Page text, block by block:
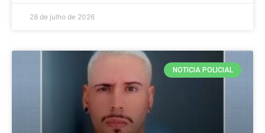
28 de julho de 2026
NOTICIA POLICIAL